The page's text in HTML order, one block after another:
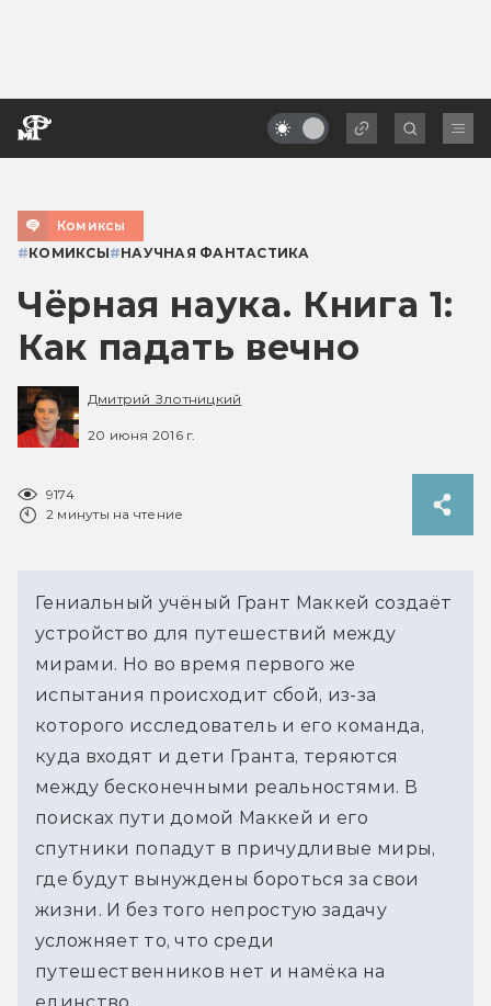
Комиксы
#КОМИКСЫ#НАУЧНАЯ ФАНТАСТИКА
Чёрная наука. Книга 1:
Как падать вечно
Дмитрий Злотницкий
20 июня 2016 г.
9174
2 минуты на чтение
Гениальный учёный Грант Маккей создаёт
устройство для путешествий между
мирами. Но во время первого же
испытания происходит сбой, из-за
которого исследователь и его команда,
куда входят и дети Гранта, теряются
между бесконечными реальностями. В
поисках пути домой Маккей и его
спутники попадут в причудливые миры,
где будут вынуждены бороться за свои
жизни. И без того непростую задачу
усложняет то, что среди
путешественников нет и намёка на
единство.